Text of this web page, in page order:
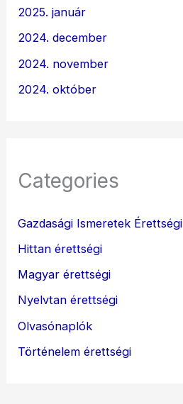
2025. január
2024. december
2024. november
2024. október
Categories
Gazdasági Ismeretek Érettségi
Hittan érettségi
Magyar érettségi
Nyelvtan érettségi
Olvasónaplók
Történelem érettségi